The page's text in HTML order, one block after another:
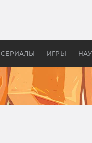
СЕРИАЛЫ ИГРЫ